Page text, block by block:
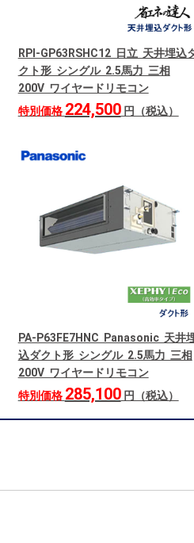
RPI-GP63RSHC12 日立 天井埋込
クト形 シングル 2.5馬力 三相
200V ワイヤードリモコン
特別価格 224,500円（税込）
PA-P63FE7HNC Panasonic 天井
込ダクト形 シングル 2.5馬力 三相
200V ワイヤードリモコン
特別価格 285,100円（税込）